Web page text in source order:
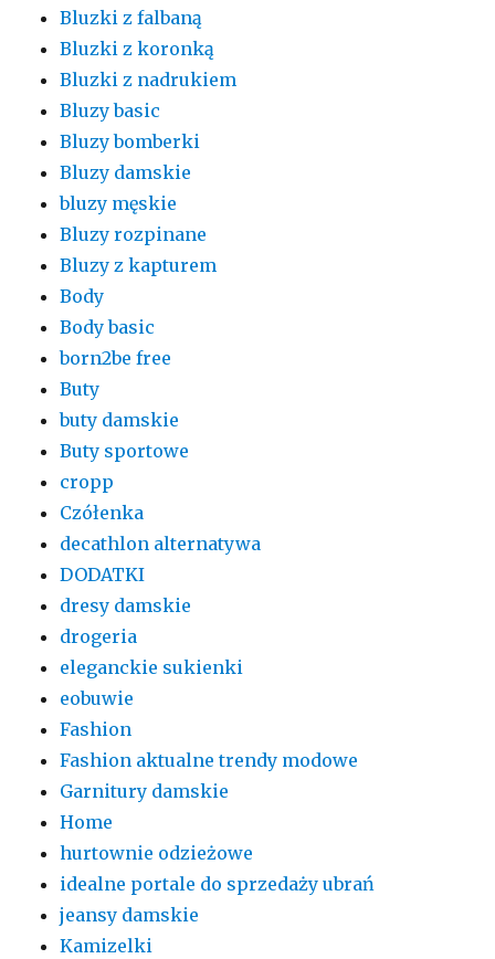
Bluzki z falbaną
Bluzki z koronką
Bluzki z nadrukiem
Bluzy basic
Bluzy bomberki
Bluzy damskie
bluzy męskie
Bluzy rozpinane
Bluzy z kapturem
Body
Body basic
born2be free
Buty
buty damskie
Buty sportowe
cropp
Czółenka
decathlon alternatywa
DODATKI
dresy damskie
drogeria
eleganckie sukienki
eobuwie
Fashion
Fashion aktualne trendy modowe
Garnitury damskie
Home
hurtownie odzieżowe
idealne portale do sprzedaży ubrań
jeansy damskie
Kamizelki